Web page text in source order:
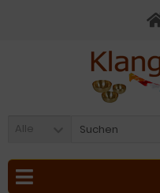
Alle